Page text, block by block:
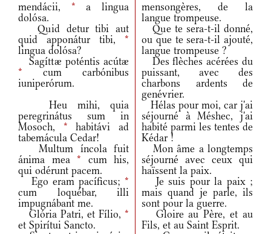
mendácii, * a lingua
dolósa.
mensongères, de la
langue trompeuse.
Quid detur tibi aut
quid apponátur tibi, *
lingua dolósa?
Que te sera-t-il donné,
ou que te sera-t-il ajouté,
langue trompeuse ?
Sagíttæ poténtis acútæ
* cum carbónibus
iuniperórum.
Des flèches acérées du
puissant, avec des
charbons ardents de
genévrier.
Heu mihi, quia
peregrinátus sum in
Mosoch, * habitávi ad
tabemácula Cedar!
Hélas pour moi, car j'ai
séjourné à Méshec, j'ai
habité parmi les tentes de
Kédar !
Multum íncola fuit
ánima mea * cum his,
qui odérunt pacem.
Mon âme a longtemps
séjourné avec ceux qui
haïssent la paix.
Ego eram pacíficus; *
cum loquébar, illi
impugnábant me.
Je suis pour la paix ;
mais quand je parle, ils
sont pour la guerre.
Glória Patri, et Fílio, *
et Spirítui Sancto.
Gloire au Père, et au
Fils, et au Saint Esprit.